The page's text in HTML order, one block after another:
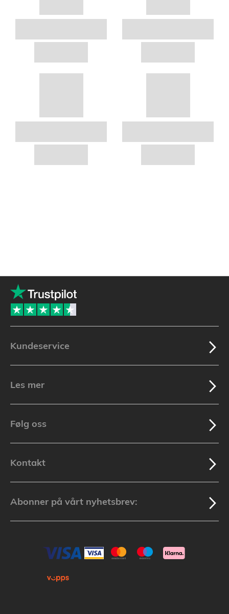
Kundeservice
Les mer
Følg oss
Kontakt
Abonner på vårt nyhetsbrev: